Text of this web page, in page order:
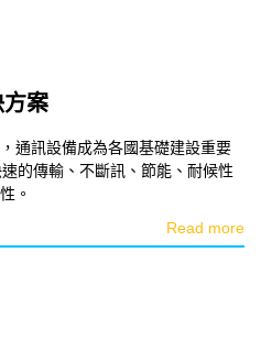
案
通訊設備成為各國基礎建設重要
的傳輸、不斷訊、節能、耐候性
。
Read more